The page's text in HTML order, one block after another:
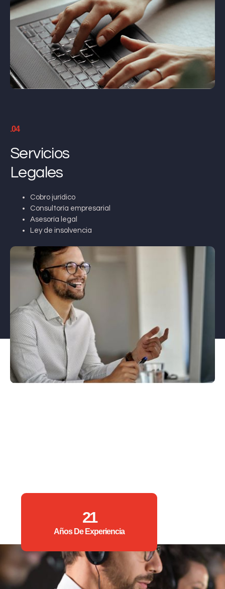
.04
Servicios
Legales
Cobro jurídico
Consultoría empresarial
Asesoría legal
Ley de insolvencia
21
Años De Experiencia